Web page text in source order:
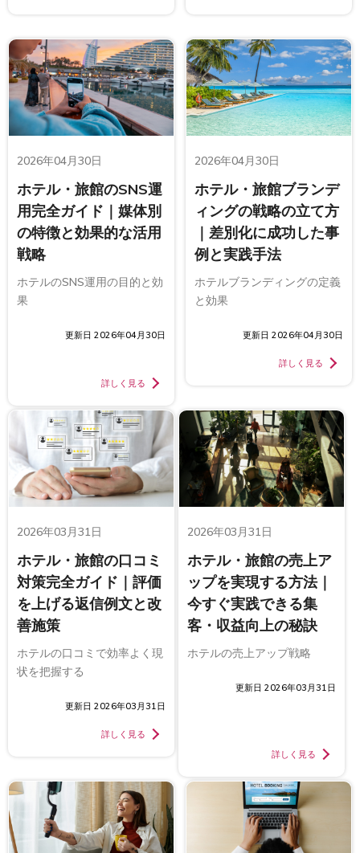
2026年04月30日
ホテル・旅館のSNS運
用完全ガイド｜媒体別
の特徴と効果的な活用
戦略
ホテルのSNS運用の目的と効
果
更新日 2026年04月30日
詳しく見る
2026年04月30日
ホテル・旅館ブランデ
ィングの戦略の立て方
｜差別化に成功した事
例と実践手法
ホテルブランディングの定義
と効果
更新日 2026年04月30日
詳しく見る
2026年03月31日
ホテル・旅館の口コミ
対策完全ガイド｜評価
を上げる返信例文と改
善施策
ホテルの口コミで効率よく現
状を把握する
更新日 2026年03月31日
詳しく見る
2026年03月31日
ホテル・旅館の売上ア
ップを実現する方法｜
今すぐ実践できる集
客・収益向上の秘訣
ホテルの売上アップ戦略
更新日 2026年03月31日
詳しく見る